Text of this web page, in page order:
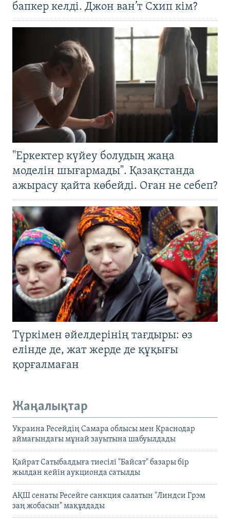
бапкер келді. Джон ван’т Схип кім?
"Еркектер күйеу болудың жаңа
моделін шығармады". Қазақстанда
ажырасу қайта көбейді. Оған не себеп?
Түркімен әйелдерінің тағдыры: өз
елінде де, жат жерде де құқығы
қорғалмаған
Жаңалықтар
Украина Ресейдің Самара облысы мен Краснодар
аймағындағы мұнай зауытына шабуылдады
Қайрат Сатыбалдыға тиесілі "Байсат" базары бір
жылдан кейін аукционда сатылды
АҚШ сенаты Ресейге санкция салатын "Линдси Грэм
заң жобасын" мақұлдады